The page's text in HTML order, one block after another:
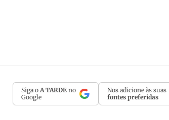
Siga o A TARDE no
Google
Nos adicione às suas
fontes preferidas